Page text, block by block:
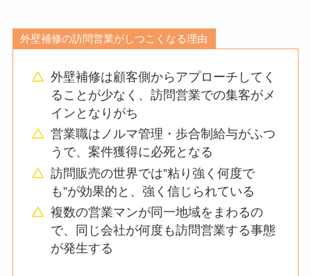
外壁補修の訪問営業がしつこくなる理由
外壁補修は顧客側からアプローチしてく
ることが少なく、訪問営業での集客がメ
インとなりがち
営業職はノルマ管理・歩合制給与がふつ
うで、案件獲得に必死となる
訪問販売の世界では”粘り強く何度で
も”が効果的と、強く信じられている
複数の営業マンが同一地域をまわるの
で、同じ会社が何度も訪問営業する事態
が発生する